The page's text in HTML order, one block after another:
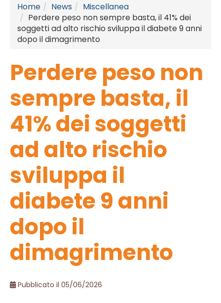
Home News
Miscellanea
Perdere peso non sempre basta, il 41% dei
soggetti ad alto rischio sviluppa il diabete 9 anni
dopo il dimagrimento
Perdere peso non
sempre basta, il
41% dei soggetti
ad alto rischio
sviluppa il
diabete 9 anni
dopo il
dimagrimento
Pubblicato il 05/06/2026